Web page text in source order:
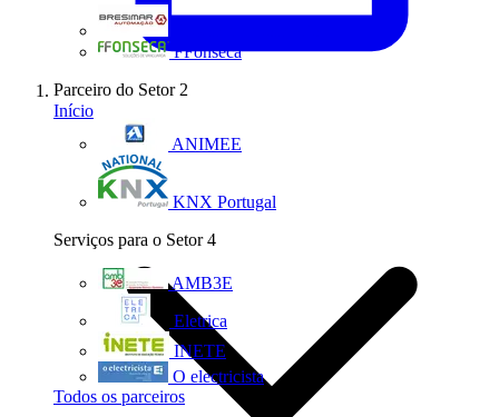
FFonseca
Parceiro do Setor 2
ANIMEE
KNX Portugal
Serviços para o Setor 4
AMB3E
Eletrica
INETE
O electricista
Todos os parceiros
Início